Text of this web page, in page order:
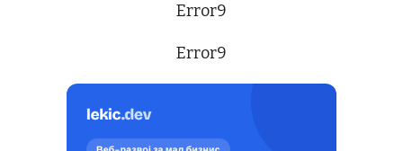
Error9
Error9